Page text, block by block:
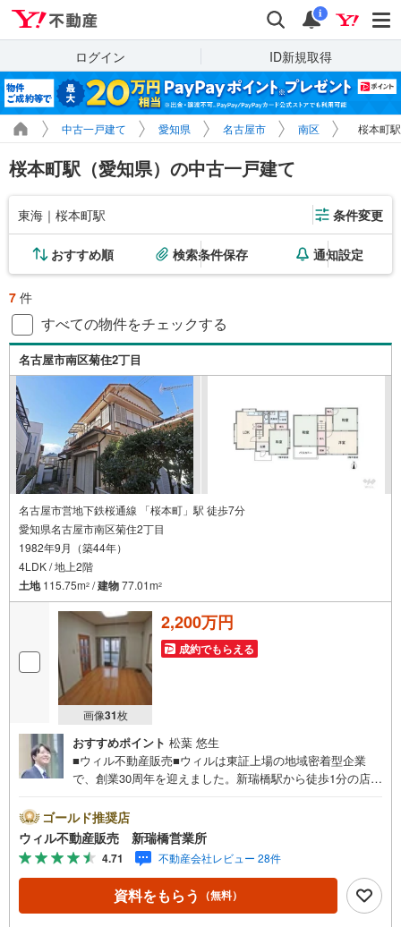
検索 通知
i
ログイン ID新規取得
中古一戸建て 愛知県 名古屋市 南区 桜本町
桜本町駅（愛知県）の中古一戸建て
東海｜桜本町駅 条件変更
おすすめ順 検索条件保存 通知設定
7 件
すべての物件をチェックする
名古屋市南区菊住2丁目
名古屋市営地下鉄桜通線 「桜本町」駅 徒歩7分
愛知県名古屋市南区菊住2丁目
1982年9月（築44年）
4LDK / 地上2階
土地115.75m2 /建物77.01m2
画像31枚
2,200万円
成約でもらえる
おすすめポイント 松葉 悠生
■ウィル不動産販売■ウィルは東証上場の地域密着型企業
で、創業30周年を迎えました。新瑞橋駅から徒歩1分の店舗
り、お子様連れのお客様も安心してご利用いただけます。●
平日のお住まい探しの方へ●弊社では平日にご内覧や契約を
希望されるお客様のために、「平日会員制度」という割引
プランをご用意しています。●お仕事で忙しい方へ●午前10
時から午後7時まで、毎日営業しております。事前にご予約
いただければ、営業時間外でのご内覧にも対応いたしま
ゴールド推奨店
ウィル不動産販売 新瑞橋営業所
4.71 不動産会社レビュー 28件
資料をもらう （無料）